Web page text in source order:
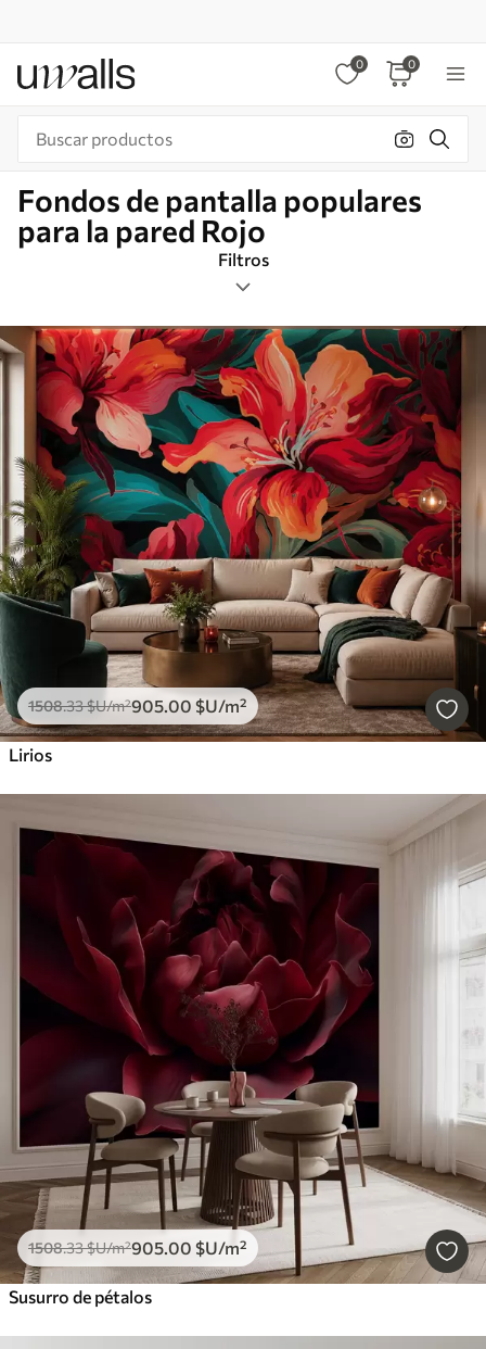
0 0
Fondos de pantalla populares
para la pared Rojo
Filtros
Etiquetas
Formato de imagen
Rojo
Inteligente
Borrar todos los filtros
1508.33$U/m²905.00 $U/m²
Lirios
1508.33$U/m²905.00 $U/m²
Susurro de pétalos